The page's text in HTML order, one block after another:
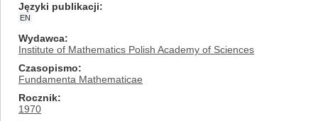
Języki publikacji
EN
Wydawca
Institute of Mathematics Polish Academy of Sciences
Czasopismo
Fundamenta Mathematicae
Rocznik
1970